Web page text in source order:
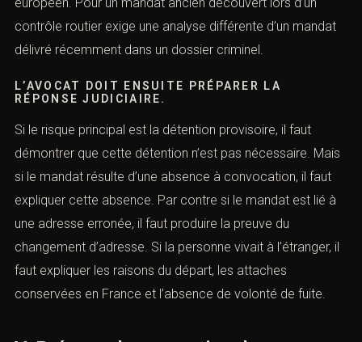
n’appelle pas exactement la même défense qu’un
mandat délivré après condamnation. Pour un mandat
d’arrêt européen. Pour un mandat ancien découvert lors
mandat délivré récemment dans un dossier criminel.
RÉPONSE JUDICIAIRE.
Si le risque principal est la détention provisoire, il faut
démontrer que cette détention n’est pas nécessaire.
Mais si le mandat résulte d’une absence à convocation,
il faut expliquer cette absence. Par contre si le mandat